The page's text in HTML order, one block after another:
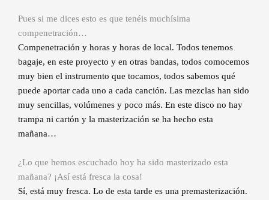
Pues si me dices esto es que tenéis muchísima
compenetración…
Compenetración y horas y horas de local. Todos tenemos
bagaje, en este proyecto y en otras bandas, todos comocemos
muy bien el instrumento que tocamos, todos sabemos qué
puede aportar cada uno a cada canción. Las mezclas han sido
muy sencillas, volúmenes y poco más. En este disco no hay
trampa ni cartón y la masterización se ha hecho esta
mañana…
¿Lo que hemos escuchado hoy ha sido masterizado esta
mañana? ¡Así está fresca la cosa!
Sí, está muy fresca. Lo de esta tarde es una premasterización.